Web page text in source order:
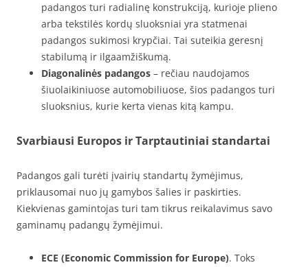
padangos turi radialinę konstrukciją, kurioje plieno
arba tekstilės kordų sluoksniai yra statmenai
padangos sukimosi krypčiai. Tai suteikia geresnį
stabilumą ir ilgaamžiškumą.
Diagonalinės padangos – rečiau naudojamos
šiuolaikiniuose automobiliuose, šios padangos turi
sluoksnius, kurie kerta vienas kitą kampu.
Svarbiausi Europos ir Tarptautiniai standartai
Padangos gali turėti įvairių standartų žymėjimus,
priklausomai nuo jų gamybos šalies ir paskirties.
Kiekvienas gamintojas turi tam tikrus reikalavimus savo
gaminamų padangų žymėjimui.
ECE (Economic Commission for Europe). Toks